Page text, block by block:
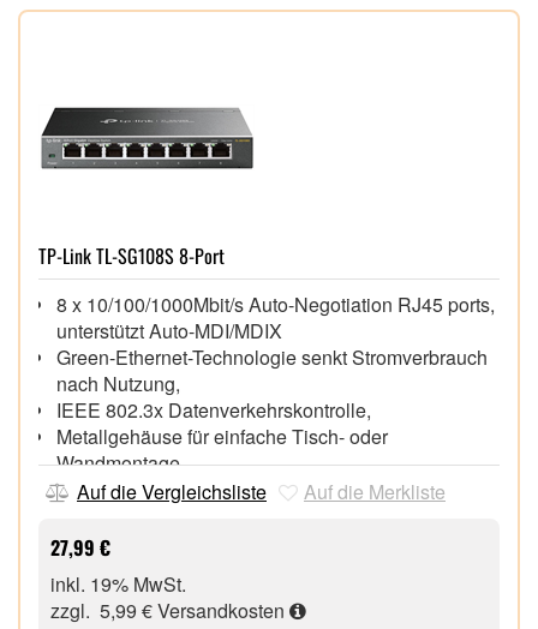
TP-Link TL-SG108S 8-Port
8 x 10/100/1000Mbit/s Auto-Negotiation RJ45 ports,
unterstützt Auto-MDI/MDIX
Green-Ethernet-Technologie senkt Stromverbrauch
nach Nutzung,
IEEE 802.3x Datenverkehrskontrolle,
Metallgehäuse für einfache Tisch- oder
Wandmontage,
Unterstützt 802.1p/DSCP QoS und IGMP
Plug-and-play, einfache Inbetriebnahme ohne
Vorkentnisse,
Auf die Vergleichsliste Auf die Merkliste
27,99 €
inkl. 19% MwSt.
zzgl. 5,99 €Versandkosten